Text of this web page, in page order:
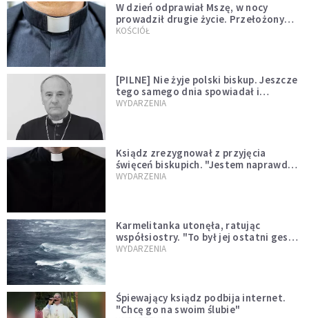
W dzień odprawiał Mszę, w nocy
prowadził drugie życie. Przełożony
kazał mu opuścić zakon
KOŚCIÓŁ
[PILNE] Nie żyje polski biskup. Jeszcze
tego samego dnia spowiadał i
sprawował Mszę świętą
WYDARZENIA
Ksiądz zrezygnował z przyjęcia
święceń biskupich. "Jestem naprawdę
niegodny"
WYDARZENIA
Karmelitanka utonęła, ratując
współsiostry. "To był jej ostatni gest
miłości"
WYDARZENIA
Śpiewający ksiądz podbija internet.
"Chcę go na swoim ślubie"